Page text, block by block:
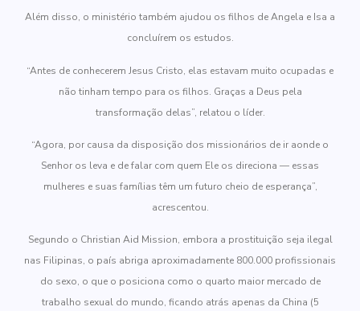
Além disso, o ministério também ajudou os filhos de Angela e Isa a
concluírem os estudos.
“Antes de conhecerem Jesus Cristo, elas estavam muito ocupadas e
não tinham tempo para os filhos. Graças a Deus pela
transformação delas”, relatou o líder.
“Agora, por causa da disposição dos missionários de ir aonde o
Senhor os leva e de falar com quem Ele os direciona — essas
mulheres e suas famílias têm um futuro cheio de esperança”,
acrescentou.
Segundo o Christian Aid Mission, embora a prostituição seja ilegal
nas Filipinas, o país abriga aproximadamente 800.000 profissionais
do sexo, o que o posiciona como o quarto maior mercado de
trabalho sexual do mundo, ficando atrás apenas da China (5